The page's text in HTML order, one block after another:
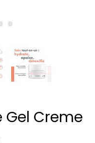
Gel Creme